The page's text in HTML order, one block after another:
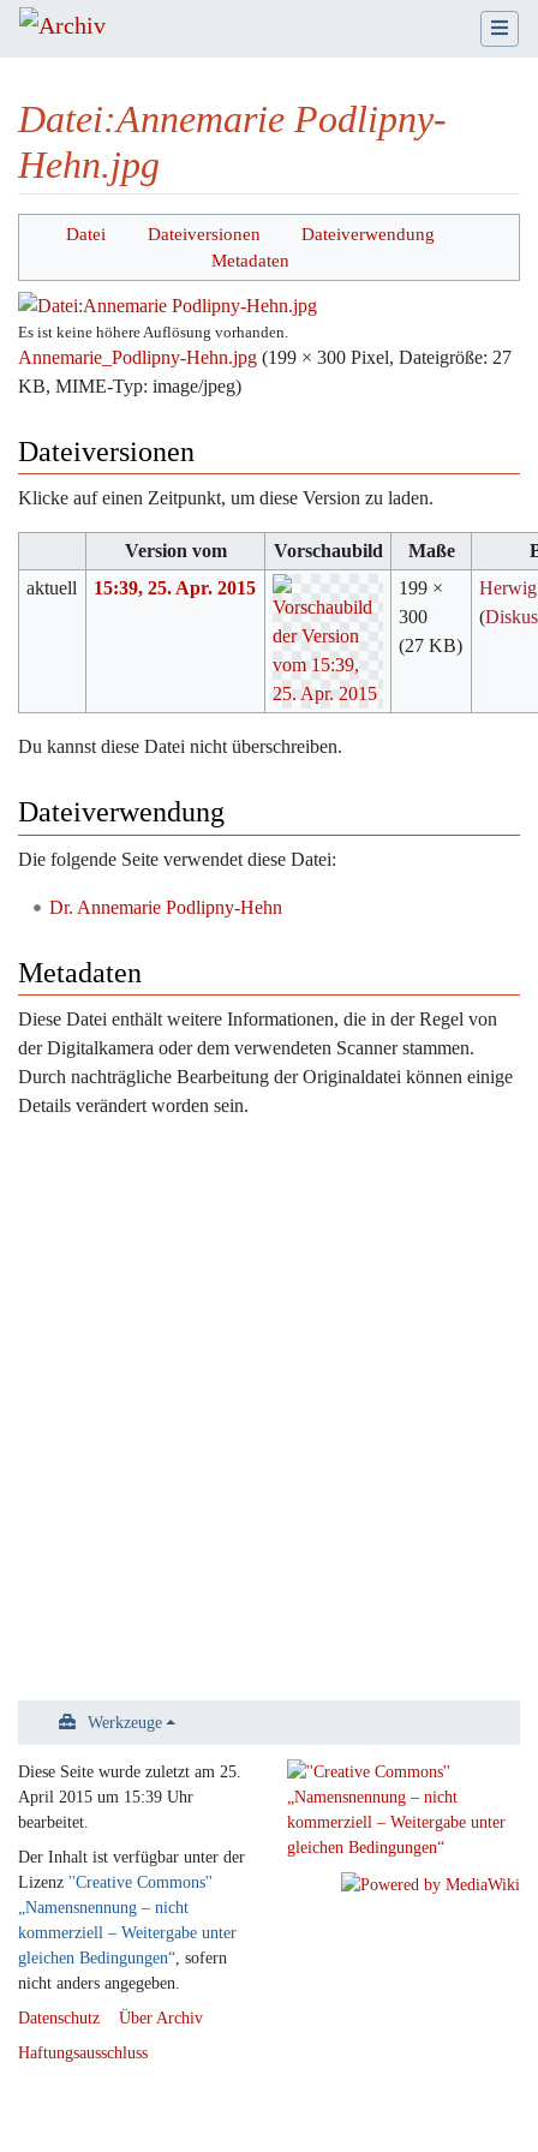
Datei:Annemarie Podlipny-
Hehn.jpg
Wechseln zu: Navigation,Suche
Datei Dateiversionen
Dateiverwendung
Metadaten
Es ist keine höhere Auflösung vorhanden.
Annemarie_Podlipny-Hehn.jpg (199 × 300 Pixel, Dateigröße: 27
KB, MIME-Typ: image/jpeg)
Dateiversionen
Klicke auf einen Zeitpunkt, um diese Version zu laden.
Version vom Vorschaubild Maße
aktuell
15:39, 25. Apr. 2015
199 ×
300
(27 KB)
Herwig
(
Du kannst diese Datei nicht überschreiben.
Dateiverwendung
Die folgende Seite verwendet diese Datei:
Dr. Annemarie Podlipny-Hehn
Metadaten
Diese Datei enthält weitere Informationen, die in der Regel von
der Digitalkamera oder dem verwendeten Scanner stammen.
Durch nachträgliche Bearbeitung der Originaldatei können einige
Details verändert worden sein.
Werkzeuge
Diese Seite wurde zuletzt am 25.
April 2015 um 15:39 Uhr
bearbeitet.
Der Inhalt ist verfügbar unter der
Lizenz ''Creative Commons''
„Namensnennung – nicht
kommerziell – Weitergabe unter
gleichen Bedingungen“, sofern
nicht anders angegeben.
Datenschutz
Über Archiv
Haftungsausschluss